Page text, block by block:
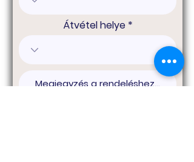
Átvétel helye